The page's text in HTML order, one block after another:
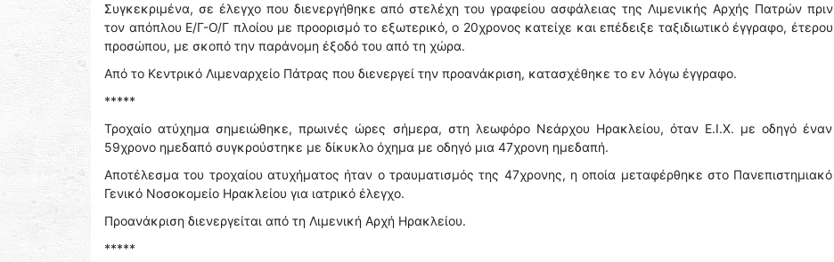
Συγκεκριμένα, σε έλεγχο που διενεργήθηκε από στελέχη του γραφείου ασφάλειας της Λιμενικής Αρχής Πατρών πριν
τον απόπλου Ε/Γ-Ο/Γ πλοίου με προορισμό το εξωτερικό, ο 20χρονος κατείχε και επέδειξε ταξιδιωτικό έγγραφο, έτερου
προσώπου, με σκοπό την παράνομη έξοδό του από τη χώρα.
Από το Κεντρικό Λιμεναρχείο Πάτρας που διενεργεί την προανάκριση, κατασχέθηκε το εν λόγω έγγραφο.
*****
Τροχαίο ατύχημα σημειώθηκε, πρωινές ώρες σήμερα, στη λεωφόρο Νεάρχου Ηρακλείου, όταν Ε.Ι.Χ. με οδηγό έναν
59χρονο ημεδαπό συγκρούστηκε με δίκυκλο όχημα με οδηγό μια 47χρονη ημεδαπή.
Αποτέλεσμα του τροχαίου ατυχήματος ήταν ο τραυματισμός της 47χρονης, η οποία μεταφέρθηκε στο Πανεπιστημιακό
Γενικό Νοσοκομείο Ηρακλείου για ιατρικό έλεγχο.
Προανάκριση διενεργείται από τη Λιμενική Αρχή Ηρακλείου.
*****